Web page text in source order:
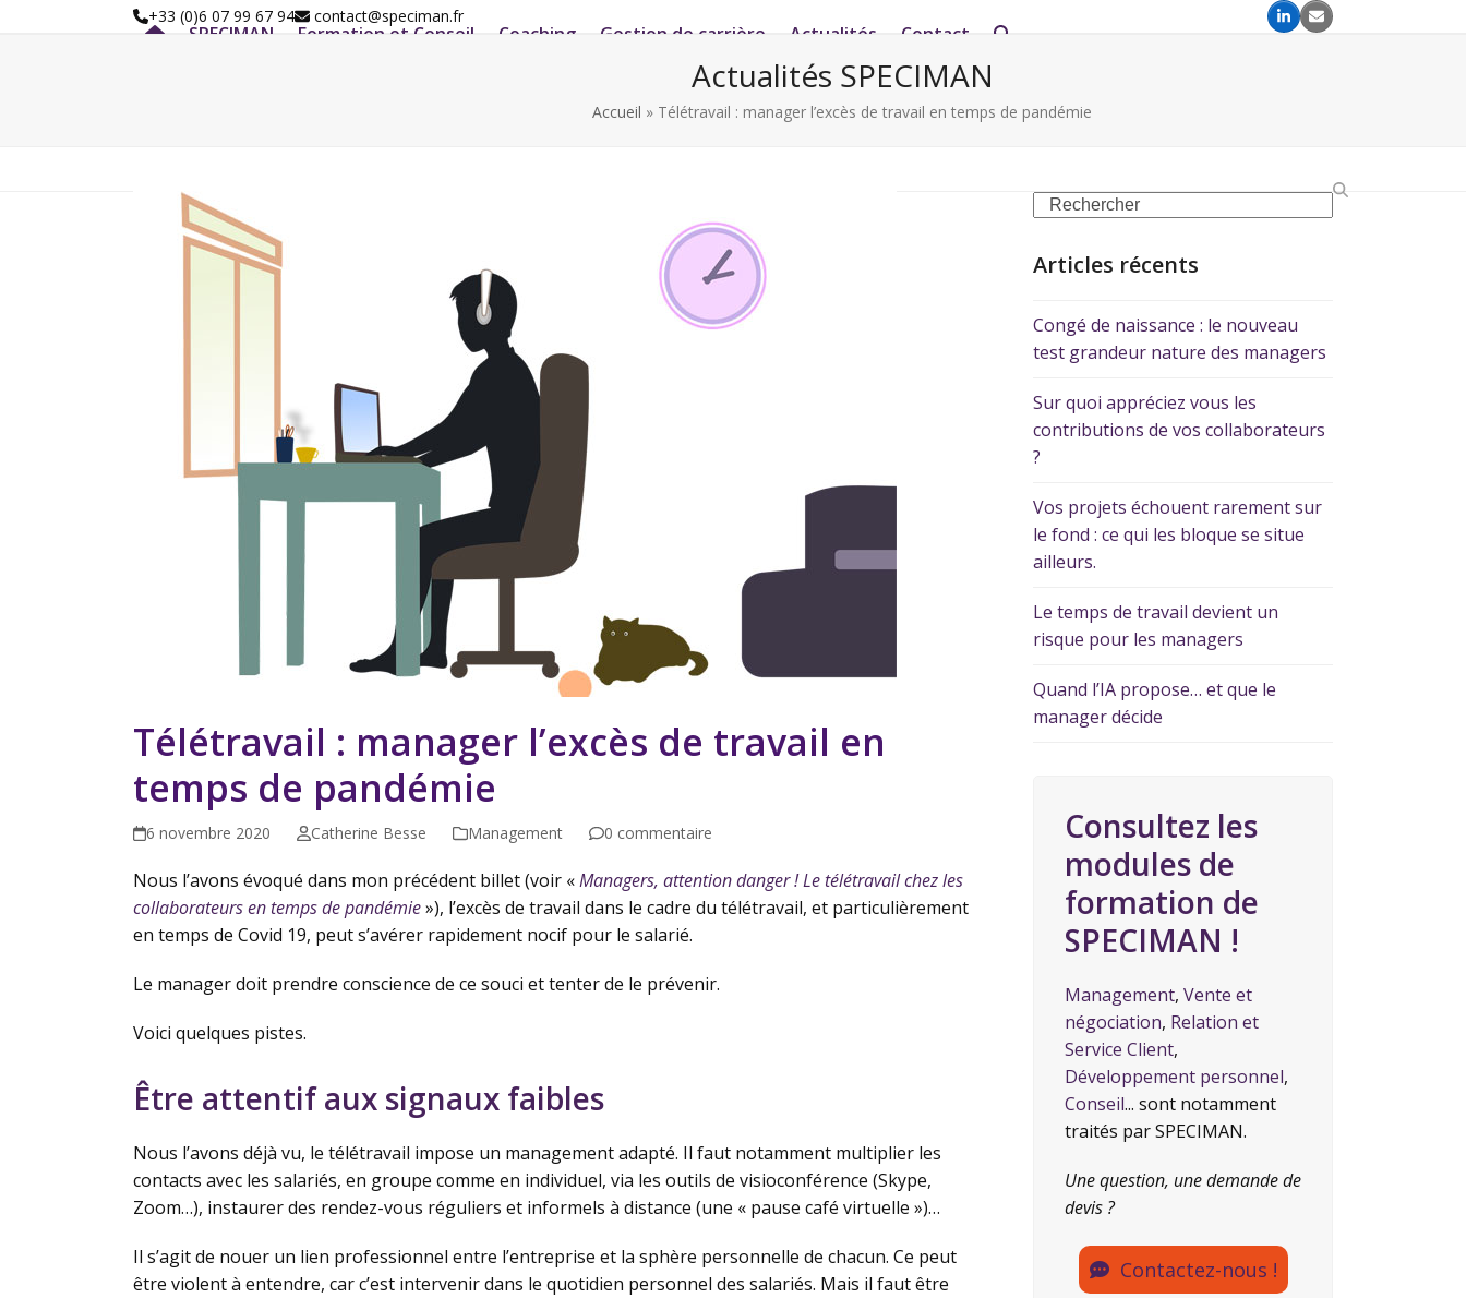
+33 (0)6 07 99 67 94 contact@speciman.fr
SPECIMAN Formation et Conseil Coaching Gestion de carrière Actualités Contact
Actualités SPECIMAN
Accueil » Télétravail : manager l’excès de travail en temps de pandémie
Télétravail : manager l’excès de travail en
temps de pandémie
6 novembre 2020 Catherine Besse Management 0 commentaire
Nous l’avons évoqué dans mon précédent billet (voir «Managers, attention danger ! Le télétravail chez les
collaborateurs en temps de pandémie»), l’excès de travail dans le cadre du télétravail, et particulièrement
en temps de Covid 19, peut s’avérer rapidement nocif pour le salarié.
Le manager doit prendre conscience de ce souci et tenter de le prévenir.
Voici quelques pistes.
Être attentif aux signaux faibles
Nous l’avons déjà vu, le télétravail impose un management adapté. Il faut notamment multiplier les
contacts avec les salariés, en groupe comme en individuel, via les outils de visioconférence (Skype,
Zoom…), instaurer des rendez-vous réguliers et informels à distance (une « pause café virtuelle »)…
Il s’agit de nouer un lien professionnel entre l’entreprise et la sphère personnelle de chacun. Ce peut
être violent à entendre, car c’est intervenir dans le quotidien personnel des salariés. Mais il faut être
Articles récents
Congé de naissance : le nouveau
test grandeur nature des managers
Sur quoi appréciez vous les
contributions de vos collaborateurs
?
Vos projets échouent rarement sur
le fond : ce qui les bloque se situe
ailleurs.
Le temps de travail devient un
risque pour les managers
Quand l’IA propose… et que le
manager décide
Consultez les
modules de
formation de
SPECIMAN !
Management, Vente et
négociation, Relation et
Service Client,
Développement personnel,
Conseil... sont notamment
traités par SPECIMAN.
Une question, une demande de
devis ?
Contactez-nous !